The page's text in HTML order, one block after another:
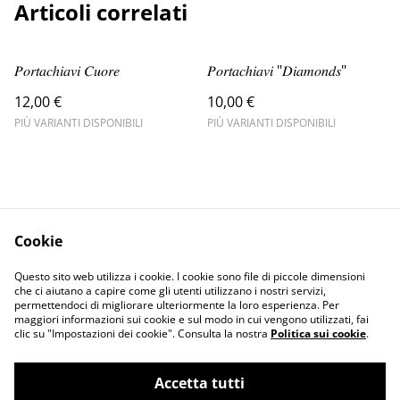
Articoli correlati
𝑃𝑜𝑟𝑡𝑎𝑐ℎ𝑖𝑎𝑣𝑖 𝐶𝑢𝑜𝑟𝑒
12,00 €
PIÙ VARIANTI DISPONIBILI
𝑃𝑜𝑟𝑡𝑎𝑐ℎ𝑖𝑎𝑣𝑖 "𝐷𝑖𝑎𝑚𝑜𝑛𝑑𝑠"
10,00 €
PIÙ VARIANTI DISPONIBILI
Contact Us
Legal Terms
Privacy Policy
Cookie Policy
Cookie
Questo sito web utilizza i cookie. I cookie sono file di piccole dimensioni
che ci aiutano a capire come gli utenti utilizzano i nostri servizi,
permettendoci di migliorare ulteriormente la loro esperienza. Per
maggiori informazioni sui cookie e sul modo in cui vengono utilizzati, fai
clic su "Impostazioni dei cookie". Consulta la nostra Politica sui cookie.
Accetta tutti